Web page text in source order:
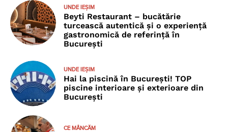
UNDE IEȘIM
Beyti Restaurant – bucătărie
turcească autentică și o experiență
gastronomică de referință în
București
UNDE IEȘIM
Hai la piscină în București! TOP
piscine interioare și exterioare din
București
CE MÂNCĂM